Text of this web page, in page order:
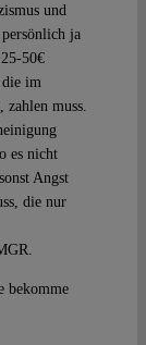
und
ja
50€
die im
muss.
es nicht
Angst
die nur
bekomme